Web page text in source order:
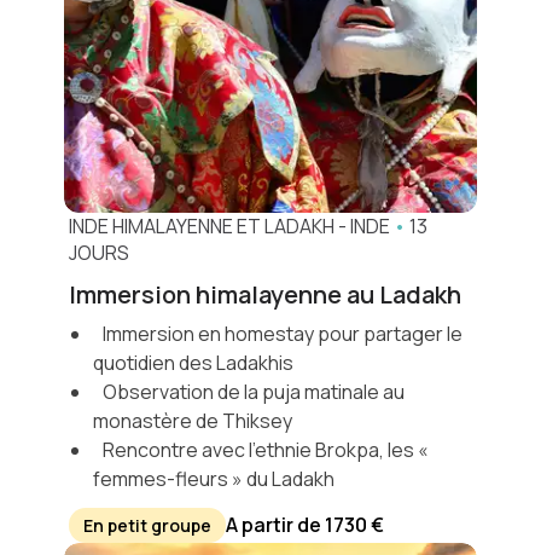
INDE HIMALAYENNE ET LADAKH -INDE • 13
JOURS
Immersion himalayenne au Ladakh
Immersion en homestay pour partager le
quotidien des Ladakhis
Observation de la puja matinale au
monastère de Thiksey
Rencontre avec l’ethnie Brokpa, les «
femmes-fleurs » du Ladakh
En petit groupe A partir de 1730 €